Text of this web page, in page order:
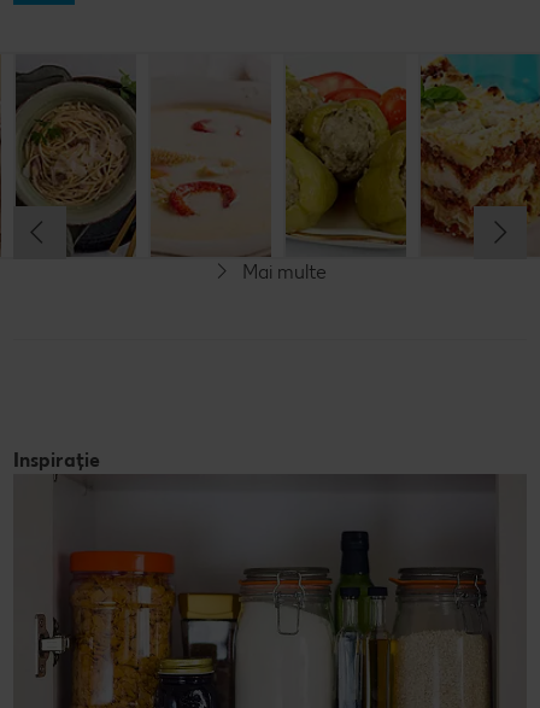
Rețetă: Fasole
bătută
Cel mult 60 minute
Rafinat
carbonara
Cel mult 30 minute
Rafinat
Ciorbă de
burtă
Cel mult 60 minute
Ardei umpluți
cu carne și
orez
Cel mult 60 minute
Rafinat
Mai multe
Inspirație